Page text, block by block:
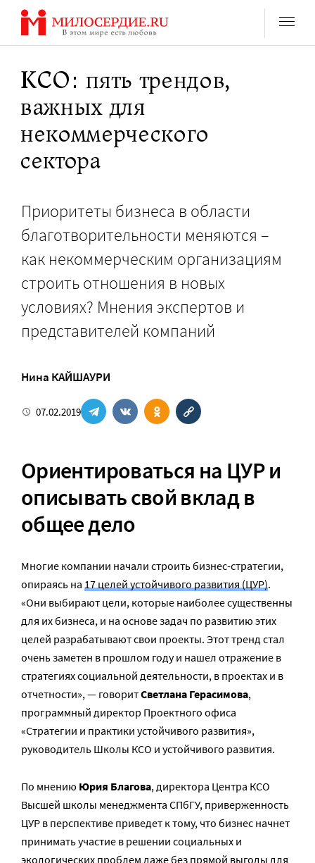
Перейти
содержанию
КСО: пять трендов,
важных для
некоммерческого
сектора
Приоритеты бизнеса в области
благотворительности меняются –
как некоммерческим организациям
строить отношения в новых
условиях? Мнения экспертов и
представителей компаний
Нина КАЙШАУРИ
07.02.2019
Ориентироваться на ЦУР и
описывать свой вклад в
общее дело
Многие компании начали строить бизнес-стратегии,
опираясь на 17 целей устойчивого развития (ЦУР).
«Они выбирают цели, которые наиболее существенны
для их бизнеса, и на основе задач по развитию этих
целей разрабатывают свои проекты. Этот тренд стал
очень заметен в прошлом году и нашел отражение в
стратегиях социальной деятельности, в проектах и в
отчетности», — говоритСветлана Герасимова,
программный директор Проектного офиса
«Стратегии и практики устойчивого развития»,
руководитель Школы КСО и устойчивого развития.
По мнению Юрия Благова, директора Центра КСО
Высшей школы менеджмента СПбГУ, приверженность
ЦУР в перспективе приведет к тому, что бизнес начнет
принимать участие в решении социальных и
экологических проблем даже без прямой выгоды для